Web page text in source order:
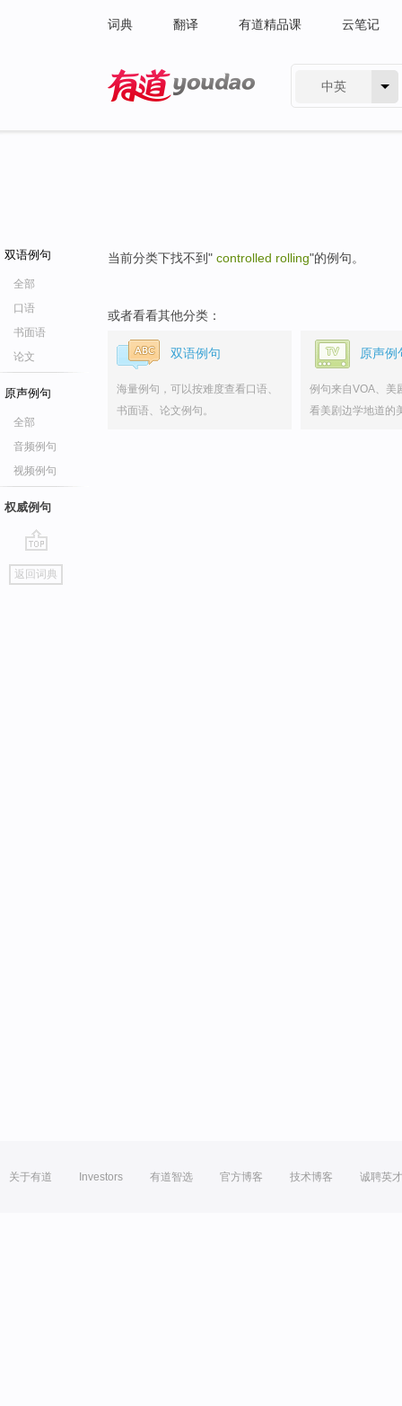
词典 翻译 有道精品课 云笔记
中英
双语例句
全部
口语
书面语
论文
原声例句
全部
音频例句
视频例句
权威例句
go
top
返回词典
当前分类下找不到" controlled rolling"的例句。
或者看看其他分类：
双语例句
海量例句，可以按难度查看口语、
书面语、论文例句。
原声例
例句来自VOA、美
看美剧边学地道的
关于有道 Investors 有道智选 官方博客 技术博客 诚聘英才